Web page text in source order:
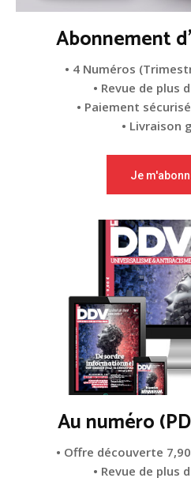
Abonnement
• 4 Numéros
• Revue de plus
• Paiement
• Livraison
Je
Au numéro
• Offre découverte
• Revue de plus